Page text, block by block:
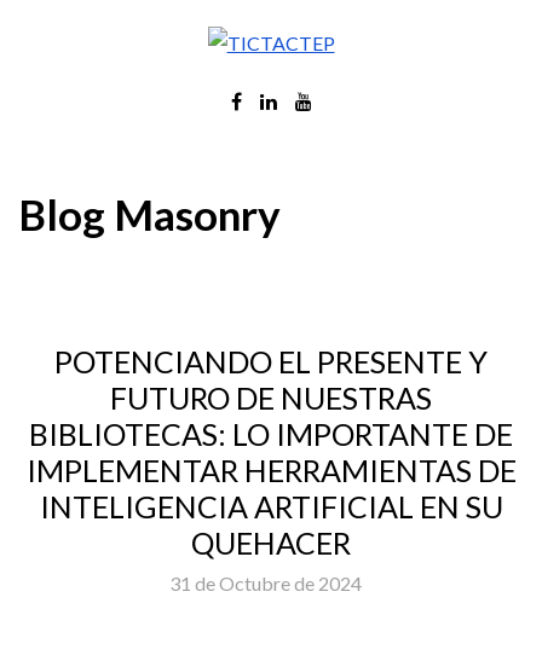
Blog Masonry
POTENCIANDO EL PRESENTE Y
FUTURO DE NUESTRAS
BIBLIOTECAS: LO IMPORTANTE DE
IMPLEMENTAR HERRAMIENTAS DE
INTELIGENCIA ARTIFICIAL EN SU
QUEHACER
31 de Octubre de 2024